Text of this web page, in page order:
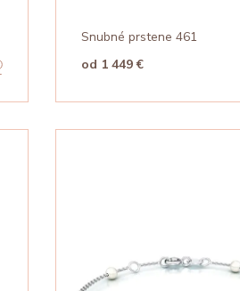
Snubné prstene 461
od 1 449 €